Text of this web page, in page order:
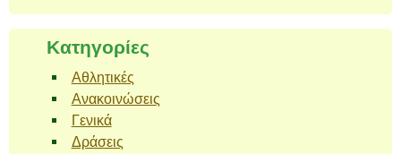
Kατηγορίες
Αθλητικές
Ανακοινώσεις
Γενικά
Δράσεις